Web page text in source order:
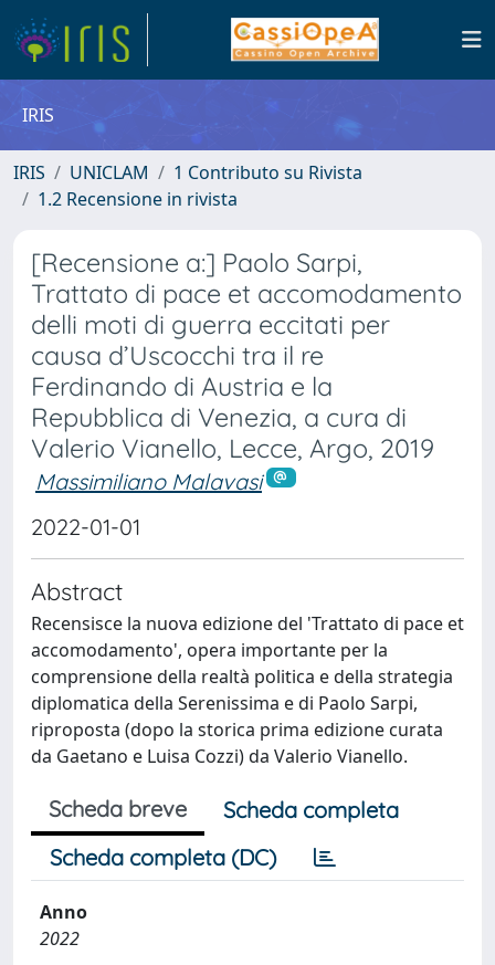
IRIS
IRIS UNICLAM
1 Contributo su Rivista
1.2 Recensione in rivista
[Recensione a:] Paolo Sarpi,
Trattato di pace et accomodamento
delli moti di guerra eccitati per
causa d’Uscocchi tra il re
Ferdinando di Austria e la
Repubblica di Venezia, a cura di
Valerio Vianello, Lecce, Argo, 2019
Massimiliano Malavasi
2022-01-01
Abstract
Recensisce la nuova edizione del 'Trattato di pace et
accomodamento', opera importante per la
comprensione della realtà politica e della strategia
diplomatica della Serenissima e di Paolo Sarpi,
riproposta (dopo la storica prima edizione curata
da Gaetano e Luisa Cozzi) da Valerio Vianello.
Scheda breve
Scheda completa
Scheda completa (DC)
Anno
2022